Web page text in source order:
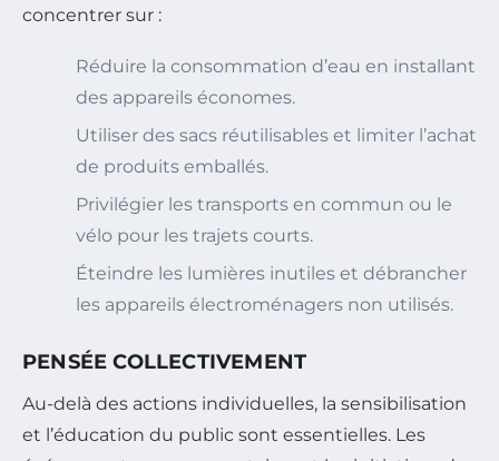
concentrer sur :
Réduire la consommation d’eau en installant
des appareils économes.
Utiliser des sacs réutilisables et limiter l’achat
de produits emballés.
Privilégier les transports en commun ou le
vélo pour les trajets courts.
Éteindre les lumières inutiles et débrancher
les appareils électroménagers non utilisés.
PENSÉE COLLECTIVEMENT
Au-delà des actions individuelles, la sensibilisation
et l’éducation du public sont essentielles. Les